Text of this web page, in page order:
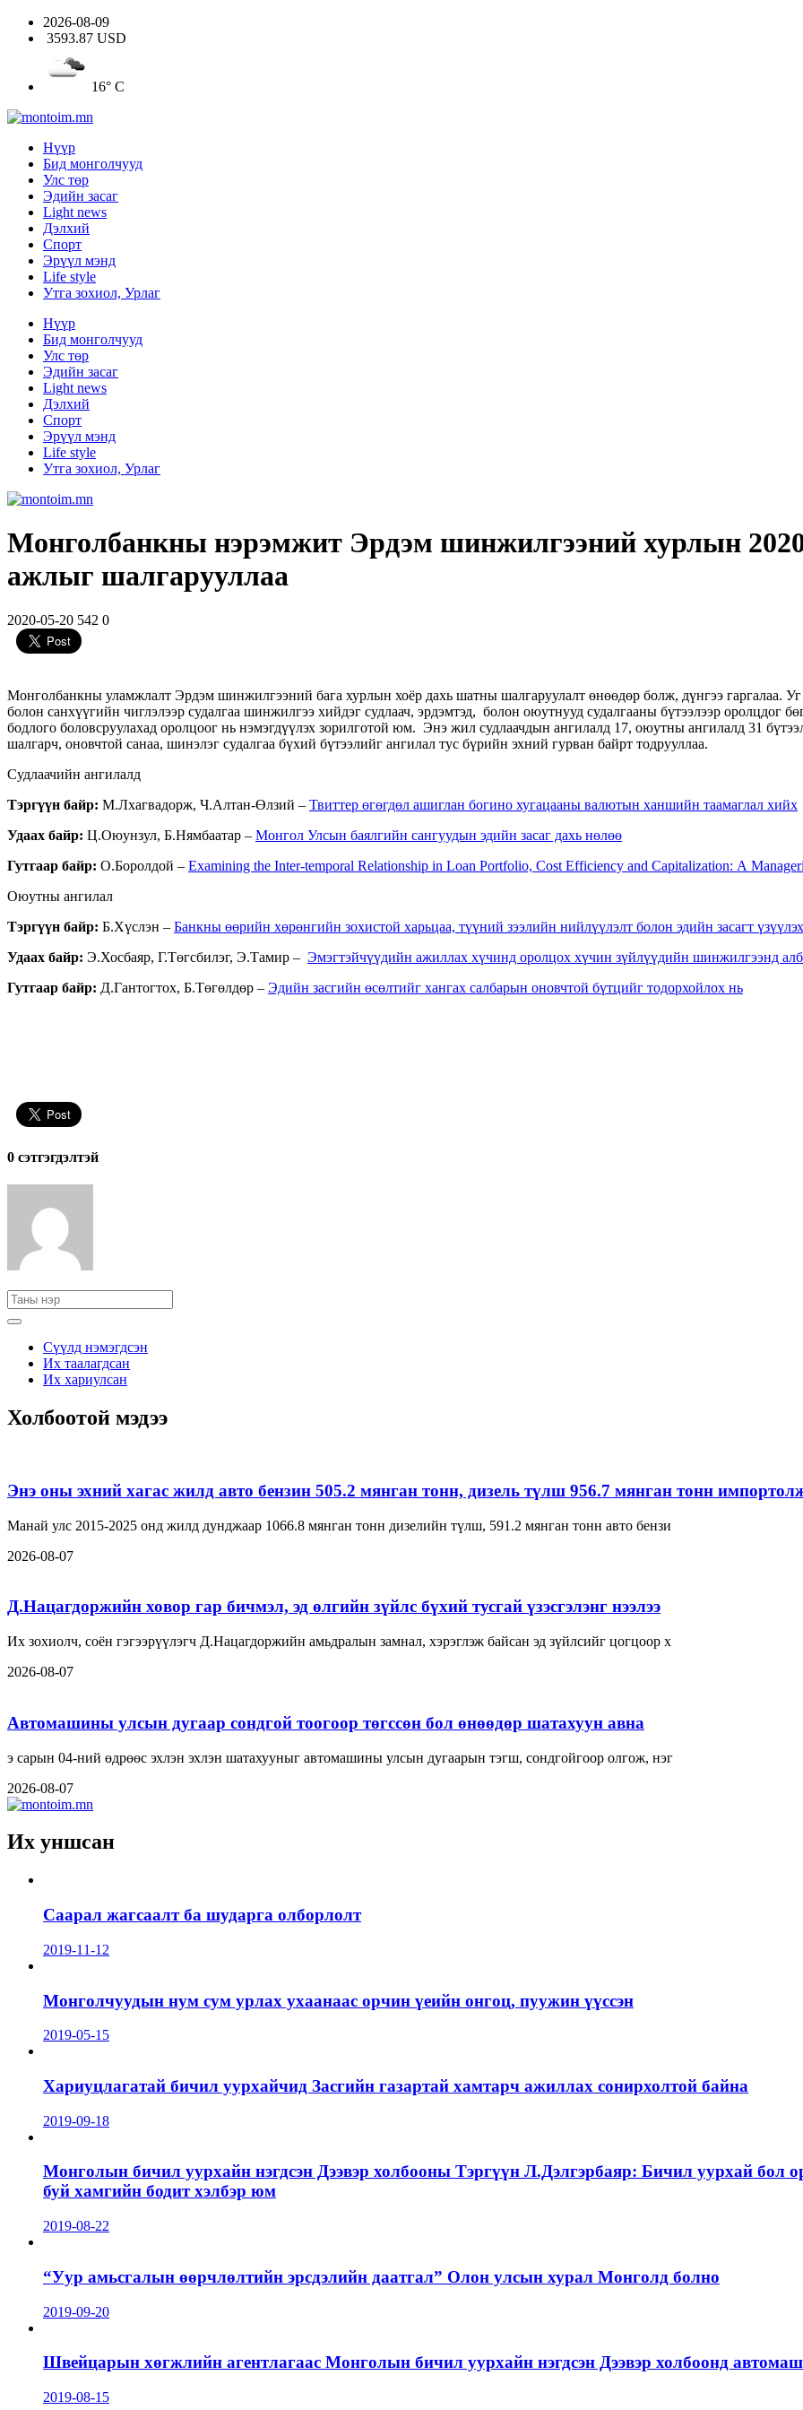
2026-08-09
3593.87 USD
16° C
Нүүр
Бид монголчууд
Улс төр
Эдийн засаг
Light news
Дэлхий
Спорт
Эрүүл мэнд
Life style
Утга зохиол, Урлаг
Нүүр
Бид монголчууд
Улс төр
Эдийн засаг
Light news
Дэлхий
Спорт
Эрүүл мэнд
Life style
Утга зохиол, Урлаг
Монголбанкны нэрэмжит Эрдэм шинжилгээний хурлын
ажлыг шалгарууллаа
2020-05-20 542 0
Монголбанкны уламжлалт Эрдэм шинжилгээний бага хурлын хоёр дахь шатны шалгаруулалт өнөөдөр болж, дүнгээ гаргалаа.
болон санхүүгийн чиглэлээр судалгаа шинжилгээ хийдэг судлаач, эрдэмтэд, болон оюутнууд судалгааны бүтээлээр оролцдог
бодлого боловсруулахад оролцоог нь нэмэгдүүлэх зорилготой юм. Энэ жил судлаачдын ангилалд 17, оюутны ангилалд 31
шалгарч, оновчтой санаа, шинэлэг судалгаа бүхий бүтээлийг ангилал тус бүрийн эхний гурван байрт тодрууллаа.
Судлаачийн ангилалд
Тэргүүн байр: М.Лхагвадорж, Ч.Алтан-Өлзий – Твиттер өгөгдөл ашиглан богино хугацааны валютын ханшийн таамаглал хийх
Удаах байр: Ц.Оюунзул, Б.Нямбаатар – Монгол Улсын баялгийн сангуудын эдийн засаг дахь нөлөө
Гутгаар байр: О.Боролдой – Examining the Inter-temporal Relationship in Loan Portfolio, Cost Efficiency and Capitalization: A
Оюутны ангилал
Тэргүүн байр: Б.Хүслэн – Банкны өөрийн хөрөнгийн зохистой харьцаа, түүний зээлийн нийлүүлэлт болон эдийн засагт
Удаах байр: Э.Хосбаяр, Г.Төгсбилэг, Э.Тамир – Эмэгтэйчүүдийн ажиллах хүчинд оролцох хүчин зүйлүүдийн шинжилгээнд
Гутгаар байр: Д.Гантогтох, Б.Төгөлдөр – Эдийн засгийн өсөлтийг хангах салбарын оновчтой бүтцийг тодорхойлох нь
0 cэтгэгдэлтэй
Сүүлд нэмэгдсэн
Их таалагдсан
Их хариулсан
Холбоотой мэдээ
Энэ оны эхний хагас жилд авто бензин 505.2 мянган тонн, дизель түлш 956.7 мянган тонн
Манай улс 2015-2025 онд жилд дунджаар 1066.8 мянган тонн дизелийн түлш, 591.2 мянган тонн авто бензи
2026-08-07
Д.Нацагдоржийн ховор гар бичмэл, эд өлгийн зүйлс бүхий тусгай үзэсгэлэнг нээлээ
Их зохиолч, соён гэгээрүүлэгч Д.Нацагдоржийн амьдралын замнал, хэрэглэж байсан эд зүйлсийг цогцоор х
2026-08-07
Автомашины улсын дугаар сондгой тоогоор төгссөн бол өнөөдөр шатахуун авна
э сарын 04-ний өдрөөс эхлэн эхлэн шатахууныг автомашины улсын дугаарын тэгш, сондгойгоор олгож, нэг
2026-08-07
Их уншсан
Саарал жагсаалт ба шударга олборлолт
2019-11-12
Монголчуудын нум сум урлах ухаанаас орчин үеийн онгоц, пуужин үүссэн
2019-05-15
Хариуцлагатай бичил уурхайчид Засгийн газартай хамтарч ажиллах сонирхолтой байна
2019-09-18
Монголын бичил уурхайн нэгдсэн Дээвэр холбооны Тэргүүн Л.Дэлгэрбаяр: Бичил уурхай бол
буй хамгийн бодит хэлбэр юм
2019-08-22
“Уур амьсгалын өөрчлөлтийн эрсдэлийн даатгал” Олон улсын хурал Монголд болно
2019-09-20
Швейцарын хөгжлийн агентлагаас Монголын бичил уурхайн нэгдсэн Дээвэр холбоонд
2019-08-15